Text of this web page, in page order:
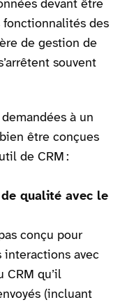
devant être
fonctionnalités des
de gestion de
souvent
à un
être conçues
de CRM :
qualité avec le
conçu pour
avec
CRM qu’il
(incluant